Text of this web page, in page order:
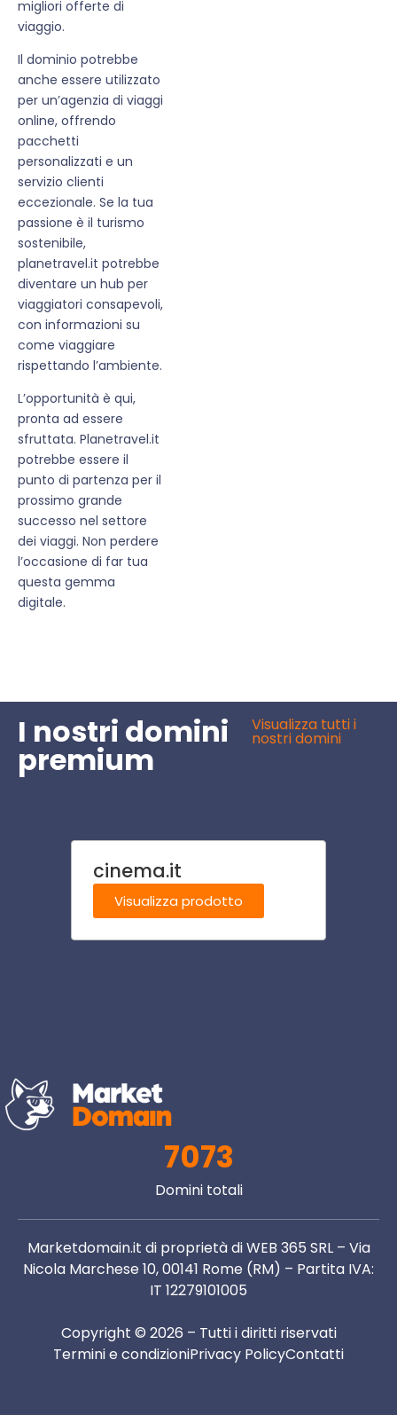
migliori offerte di
viaggio.
Il dominio potrebbe
anche essere utilizzato
per un’agenzia di viaggi
online, offrendo
pacchetti
personalizzati e un
servizio clienti
eccezionale. Se la tua
passione è il turismo
sostenibile,
planetravel.it potrebbe
diventare un hub per
viaggiatori consapevoli,
con informazioni su
come viaggiare
rispettando l’ambiente.
L’opportunità è qui,
pronta ad essere
sfruttata. Planetravel.it
potrebbe essere il
punto di partenza per il
prossimo grande
successo nel settore
dei viaggi. Non perdere
l’occasione di far tua
questa gemma
digitale.
I nostri domini
premium
Visualizza tutti i
nostri domini
cinema.it
Visualizza prodotto
7073
Domini totali
Marketdomain.it di proprietà di WEB 365 SRL – Via
Nicola Marchese 10, 00141 Rome (RM) – Partita IVA:
IT 12279101005
Copyright © 2026 – Tutti i diritti riservati
Termini e condizioniPrivacy PolicyContatti